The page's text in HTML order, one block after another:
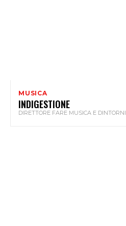
MUSICA
INDIGESTIONE
DIRETTORE FARE MUSICA E DINTORNI